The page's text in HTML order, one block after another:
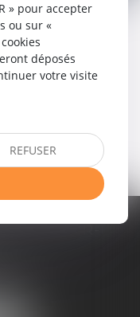
» pour accepter
ou sur «
déposés
votre visite
REFUSER